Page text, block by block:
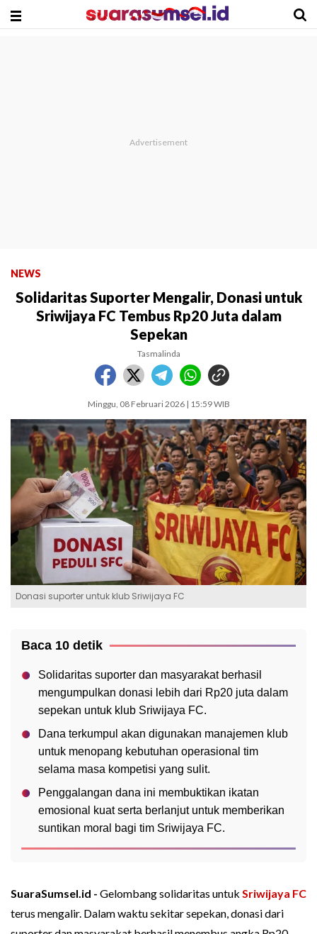
NEWS
Solidaritas Suporter Mengalir, Donasi untuk
Sriwijaya FC Tembus Rp20 Juta dalam
Sepekan
Tasmalinda
Minggu, 08 Februari 2026 | 15:59 WIB
Donasi suporter untuk klub Sriwijaya FC
Baca 10 detik
Solidaritas suporter dan masyarakat berhasil
mengumpulkan donasi lebih dari Rp20 juta dalam
sepekan untuk klub Sriwijaya FC.
Dana terkumpul akan digunakan manajemen klub
untuk menopang kebutuhan operasional tim
selama masa kompetisi yang sulit.
Penggalangan dana ini membuktikan ikatan
emosional kuat serta berlanjut untuk memberikan
suntikan moral bagi tim Sriwijaya FC.
SuaraSumsel.id - Gelombang solidaritas untuk Sriwijaya FC
terus mengalir. Dalam waktu sekitar sepekan, donasi dari